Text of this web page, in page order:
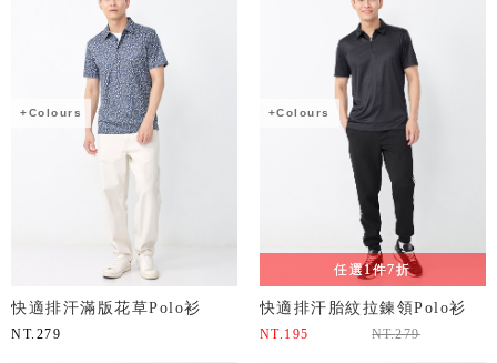
+Colours
快適排汗滿版花草Polo衫
NT. 279
+Colours
任選1件7折
快適排汗胎紋拉鍊領Polo衫
NT. 195 NT.279